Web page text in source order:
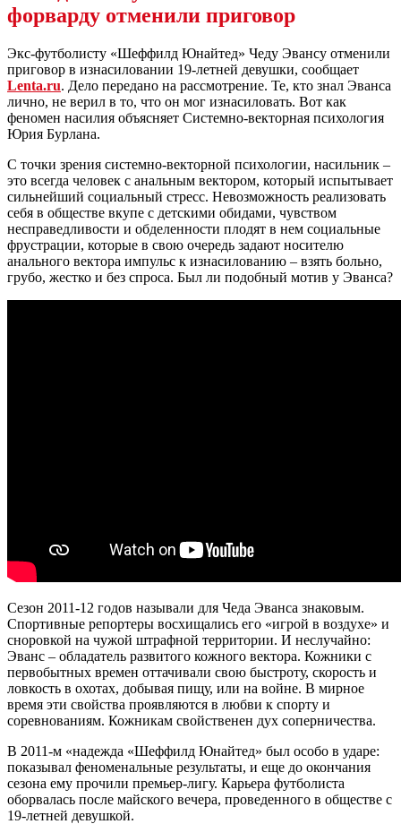
форварду отменили приговор
Экс-футболисту «Шеффилд Юнайтед» Чеду Эвансу отменили
приговор в изнасиловании 19-летней девушки, сообщает
Lenta.ru. Дело передано на рассмотрение. Те, кто знал Эванса
лично, не верил в то, что он мог изнасиловать. Вот как
феномен насилия объясняет Системно-векторная психология
Юрия Бурлана.
С точки зрения системно-векторной психологии, насильник –
это всегда человек с анальным вектором, который испытывает
сильнейший социальный стресс. Невозможность реализовать
себя в обществе вкупе с детскими обидами, чувством
несправедливости и обделенности плодят в нем социальные
фрустрации, которые в свою очередь задают носителю
анального вектора импульс к изнасилованию – взять больно,
грубо, жестко и без спроса. Был ли подобный мотив у Эванса?
Сезон 2011-12 годов называли для Чеда Эванса знаковым.
Спортивные репортеры восхищались его «игрой в воздухе» и
сноровкой на чужой штрафной территории. И неслучайно:
Эванс – обладатель развитого кожного вектора. Кожники с
первобытных времен оттачивали свою быстроту, скорость и
ловкость в охотах, добывая пищу, или на войне. В мирное
время эти свойства проявляются в любви к спорту и
соревнованиям. Кожникам свойственен дух соперничества.
В 2011-м «надежда «Шеффилд Юнайтед» был особо в ударе:
показывал феноменальные результаты, и еще до окончания
сезона ему прочили премьер-лигу. Карьера футболиста
оборвалась после майского вечера, проведенного в обществе с
19-летней девушкой.